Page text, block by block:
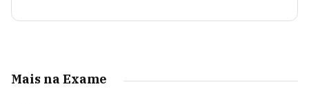
Mais na Exame